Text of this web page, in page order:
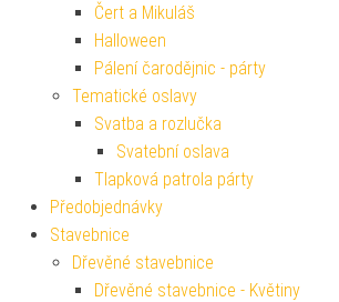
Čert a Mikuláš
Halloween
Pálení čarodějnic - párty
Tematické oslavy
Svatba a rozlučka
Svatební oslava
Tlapková patrola párty
Předobjednávky
Stavebnice
Dřevěné stavebnice
Dřevěné stavebnice - Květiny